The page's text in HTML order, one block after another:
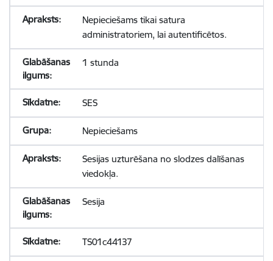
Nepieciešams tikai satura
administratoriem, lai autentificētos.
1 stunda
SES
Nepieciešams
Sesijas uzturēšana no slodzes dalīšanas
viedokļa.
Sesija
TS01c44137